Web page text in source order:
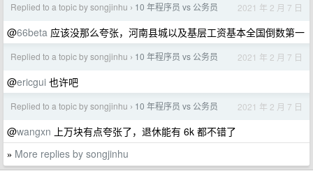
Replied to a topic by songjinhu › 10 年程序员 vs 公务员 2021 年 2 月 7 日
@66beta 应该没那么夸张，河南县城以及基层工资基本全国倒数第一
Replied to a topic by songjinhu › 10 年程序员 vs 公务员 2021 年 2 月 7 日
@ericgui 也许吧
Replied to a topic by songjinhu › 10 年程序员 vs 公务员 2021 年 2 月 7 日
@wangxn 上万块有点夸张了，退休能有 6k 都不错了
» More replies by songjinhu